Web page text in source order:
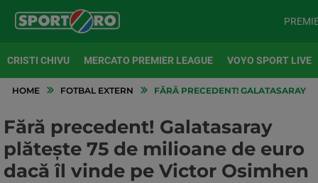
CRISTI CHIVU MERCATO PREMIER LEAGUE VOYO SPORT LIVE
HOME FOTBAL EXTERN FĂRĂ PRECEDENT! GALATASARAY
Fără precedent! Galatasaray
plătește 75 de milioane de euro
dacă îl vinde pe Victor Osimhen